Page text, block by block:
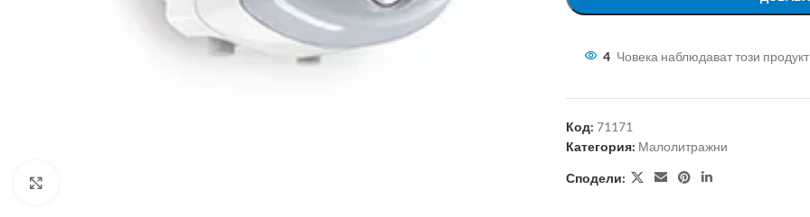
4 Човека наблюдават този продукт
Код: 71171
Категория: Малолитражни
Сподели: